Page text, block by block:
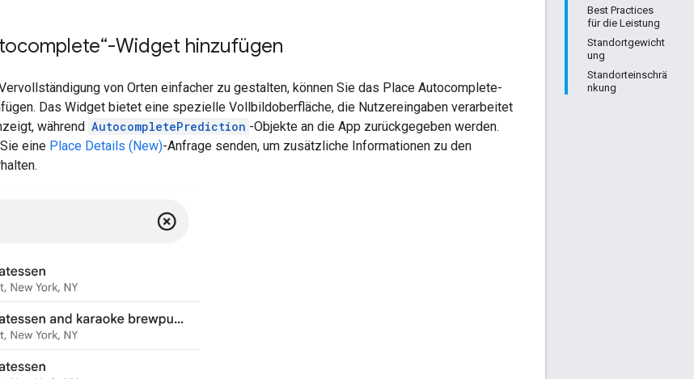
Best Practices
für die Leistung
Standortgewicht
ung
Standorteinschrä
nkung
Widget hinzufügen
von Orten einfacher zu gestalten, können Sie das Place Autocomplete-
Das Widget bietet eine spezielle Vollbildoberfläche, die Nutzereingaben verarbeitet
während AutocompletePrediction -Objekte an die App zurückgegeben werden.
eine Place Details (New)-Anfrage senden, um zusätzliche Informationen zu den